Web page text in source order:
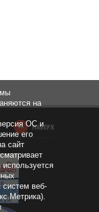
НАВЕРХ
мы
на
ОС и
его
сайт
систем веб-